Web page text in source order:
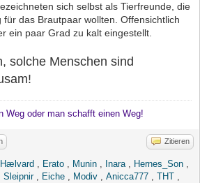
sich selbst als Tierfreunde, die
das Brautpaar wollten. Offensichtlich
ein paar Grad zu kalt eingestellt.
solche Menschen sind
Weg oder man schafft einen Weg!
Zitieren
Hælvard , Erato , Munin , Inara, Hernes_Son ,
Sleipnir, Eiche , Modiv , Anicca777 , THT ,